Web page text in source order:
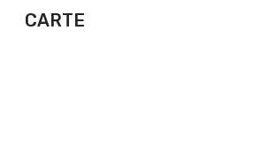
CARTE